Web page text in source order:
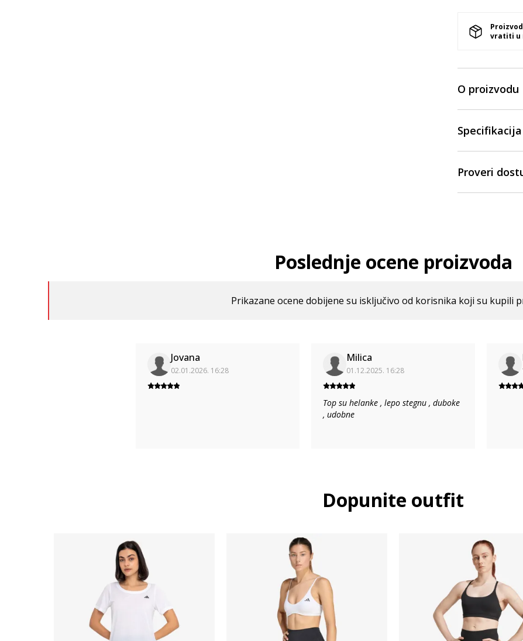
vratiti u
O proizvodu
Specifikacija
Proveri
Poslednje ocene proizvoda
Prikazane ocene dobijene su isključivo od korisnika koji su kupili
Jovana
02.01.2026. 16:28
Milica
01.12.2025. 16:28
Top su helanke , lepo stegnu , duboke
, udobne
Dopunite outfit